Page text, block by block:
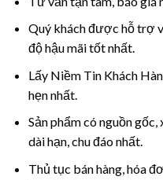
Quý khách được hỗ trợ
độ hậu mãi tốt nhất.
Lấy Niềm Tin Khách
hẹn nhất.
Sản phẩm có nguồn
dài hạn, chu đáo nhất.
Thủ tục bán hàng, hóa